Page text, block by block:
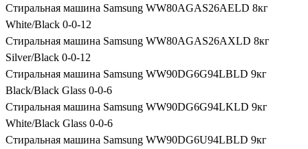
Стиральная машина Samsung WW80AGAS26AELD 8кг
White/Black 0-0-12
Стиральная машина Samsung WW80AGAS26AXLD 8кг
Silver/Black 0-0-12
Стиральная машина Samsung WW90DG6G94LBLD 9кг
Black/Black Glass 0-0-6
Стиральная машина Samsung WW90DG6G94LKLD 9кг
White/Black Glass 0-0-6
Стиральная машина Samsung WW90DG6U94LBLD 9кг